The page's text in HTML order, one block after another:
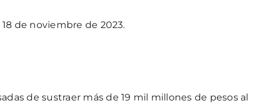
de noviembre de 2023.
de sustraer más de 19 mil millones de pesos al